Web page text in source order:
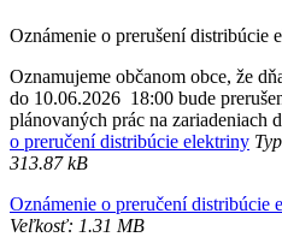
Oznámenie o prerušení distribúcie
Oznamujeme občanom obce, že
do 10.06.2026 18:00 bude
plánovaných prác na zariadeniach
o preručení distribúcie elektriny
313.87 kB
Oznámenie o preručení distribúcie
Veľkosť: 1.31 MB